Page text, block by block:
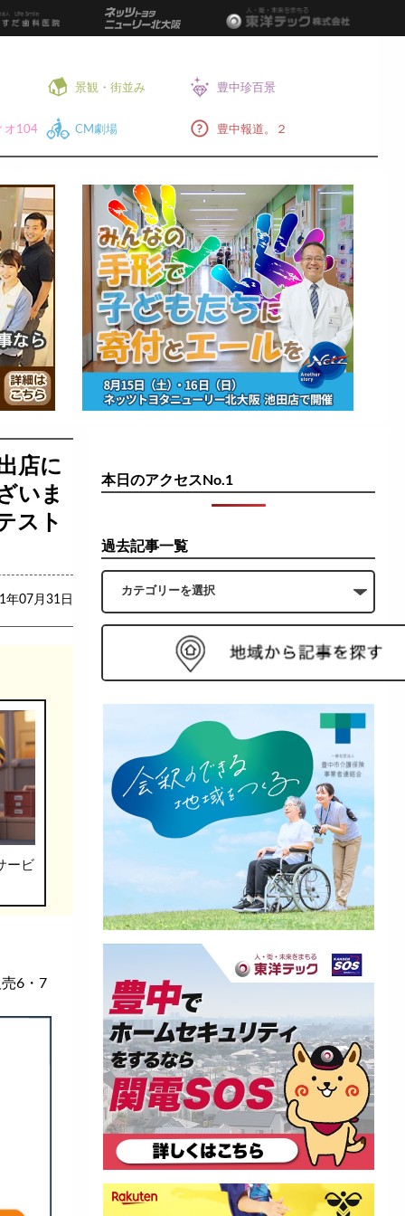
景観・街並み 豊中珍百景
オ104 CM劇場 豊中報道。２
店に
いま
スト
年07月31日
ービ
6・7
本日のアクセスNo.1
過去記事一覧